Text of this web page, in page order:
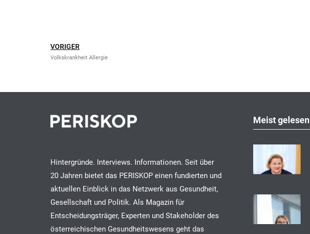
VORIGER
Volkskrankheit Allergie
Hintergründe. Interviews. Informationen. Seit über
20 Jahren bietet das PERISKOP einen fundierten und
aktuellen Einblick in das Netzwerk aus Gesundheit,
Gesellschaft und Politik. Als Magazin für
Entscheidungsträger, Experten und Stakeholder des
österreichischen Gesundheitswesens geht das
Meist gelesen